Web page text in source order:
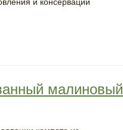
малиновый